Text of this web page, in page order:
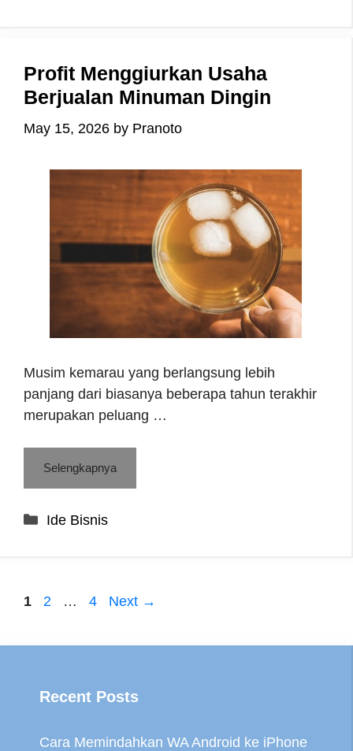
Profit Menggiurkan Usaha
Berjualan Minuman Dingin
May 15, 2026 by Pranoto
Musim kemarau yang berlangsung lebih
panjang dari biasanya beberapa tahun terakhir
merupakan peluang …
Selengkapnya
Categories
Ide Bisnis
Page
1 Page
2 … Page
4 Next →
Recent Posts
Cara Memindahkan WA Android ke iPhone